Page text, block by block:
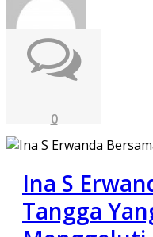
0
Ina S
Tangga